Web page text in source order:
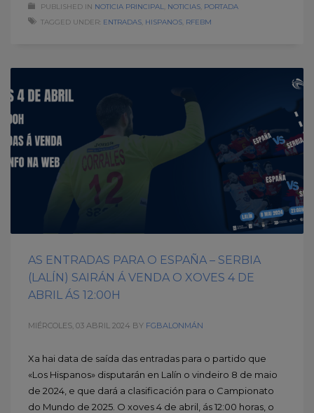
PUBLISHED IN NOTICIA PRINCIPAL NOTICIAS PORTADA
TAGGED UNDER: ENTRADAS HISPANOS RFEBM
AS ENTRADAS PARA O ESPAÑA – SERBIA
(LALÍN) SAIRÁN Á VENDA O XOVES 4 DE
ABRIL ÁS 12:00H
MIÉRCOLES, 03 ABRIL 2024 BY FGBALONMÁN
Xa hai data de saída das entradas para o partido que
«Los Hispanos» disputarán en Lalín o vindeiro 8 de maio
de 2024, e que dará a clasificación para o Campionato
do Mundo de 2025. O xoves 4 de abril, ás 12:00 horas, o